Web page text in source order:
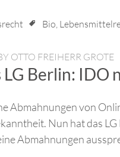
Bio
OTTO FREIHERR GROTE
LG Berlin: IDO
Abmahnungen von
Nun hat das
Abmahnungen